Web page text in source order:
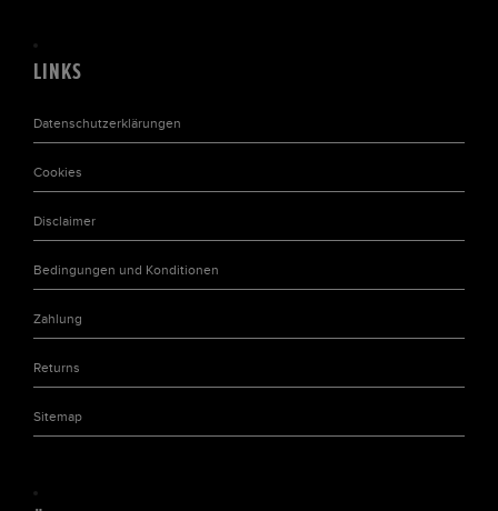
LINKS
Datenschutzerklärungen
Cookies
Disclaimer
Bedingungen und Konditionen
Zahlung
Returns
Sitemap